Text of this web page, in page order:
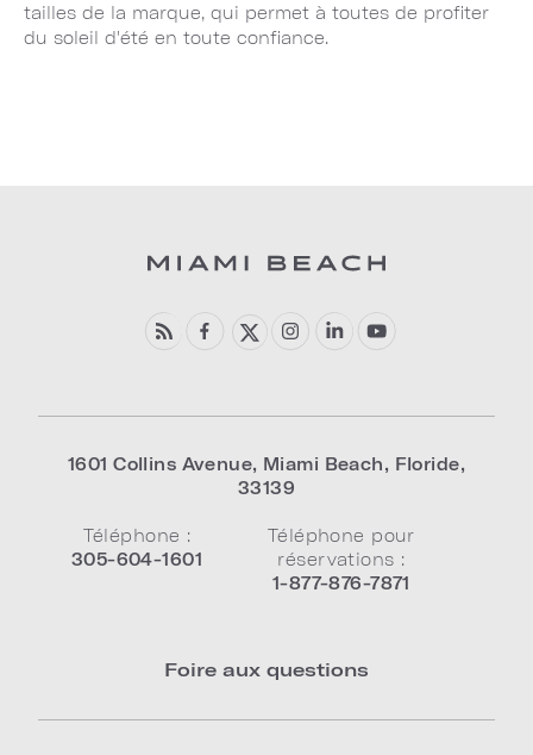
tailles de la marque, qui permet à toutes de profiter
du soleil d'été en toute confiance.
1601 Collins Avenue, Miami Beach, Floride,
33139
Téléphone :
305-604-1601
Téléphone pour
réservations :
1-877-876-7871
Foire aux questions